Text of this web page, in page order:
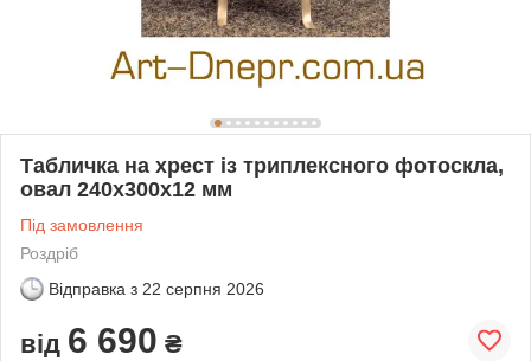
Табличка на хрест із триплексного фотоскла,
овал 240х300х12 мм
Під замовлення
Роздріб
Відправка з 22 серпня 2026
від 6 690 ₴